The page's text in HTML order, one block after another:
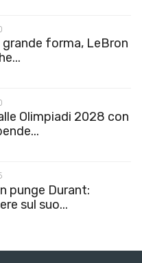
forma, LeBron
Olimpiadi 2028 con
punge Durant:
sul suo...